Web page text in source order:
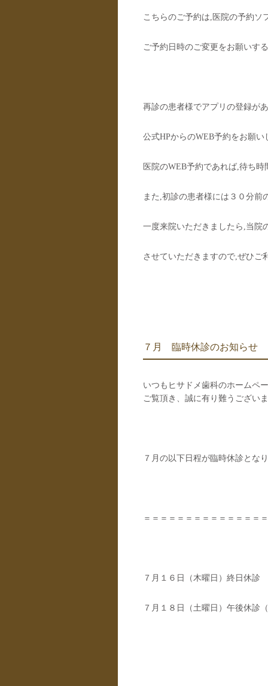
こちらのご予約は,医院の予約ソ
ご予約日時のご変更をお願いす
再診の患者様でアプリの登録が
公式HPからのWEB予約をお願い
医院のWEB予約であれば,待ち時
また,初診の患者様には３０分前
一度来院いただきましたら,当院
させていただきますので,ぜひご
７月 臨時休診のお知らせ
いつもヒサドメ歯科のホームペ
ご覧頂き、誠に有り難うございま
７月の以下日程が臨時休診となり
＝＝＝＝＝＝＝＝＝＝＝＝＝＝
７月１６日（木曜日）終日休診
７月１８日（土曜日）午後休診